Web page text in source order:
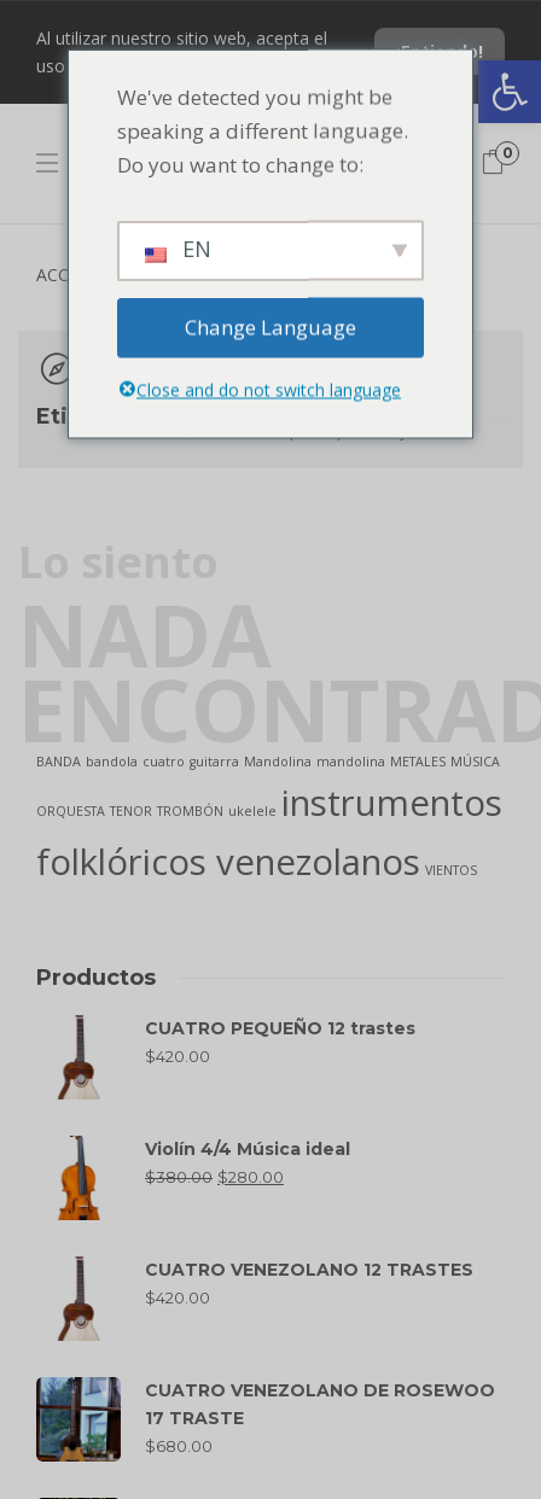
Abrir barra de herramientas
Al utilizar nuestro sitio web, acepta el
uso de nuestras cookies.
¡Entiendo!
0
ACCESORIOS
NADA ENCONTRADO
Parece que no podemos encontrar lo que estás
Etiquetas de productos
BANDA bandola cuatro guitarra Mandolina mandolina METALES MÚSICA
ORQUESTA TENOR TROMBÓN ukelele instrumentos
folklóricos venezolanos VIENTOS
Productos
CUATRO PEQUEÑO 12 trastes
$420.00
Violín 4/4 Música ideal
$380.00 $280.00
CUATRO VENEZOLANO 12 TRASTES
$420.00
CUATRO VENEZOLANO DE ROSEWOO
17 TRASTE
$680.00
We've detected you might be
speaking a different language.
Do you want to change to:
EN
Change Language
Close and do not switch language